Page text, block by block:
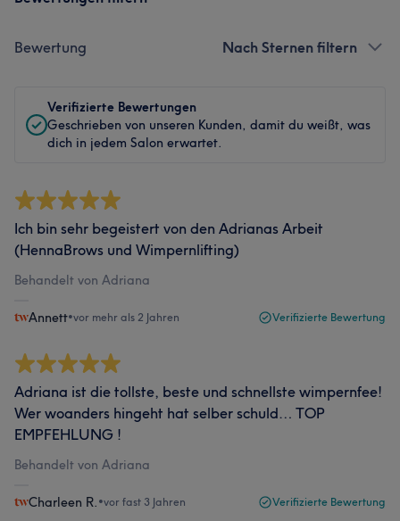
Bewertung Nach Sternen filtern
Verifizierte Bewertungen
Geschrieben von unseren Kunden, damit du weißt, was
dich in jedem Salon erwartet.
Ich bin sehr begeistert von den Adrianas Arbeit
(HennaBrows und Wimpernlifting)
Behandelt von Adriana
Annett•vor mehr als 2 Jahren Verifizierte Bewertung
Adriana ist die tollste, beste und schnellste wimpernfee!
Wer woanders hingeht hat selber schuld… TOP
EMPFEHLUNG !
Behandelt von Adriana
Charleen R. •vor fast 3 Jahren Verifizierte Bewertung